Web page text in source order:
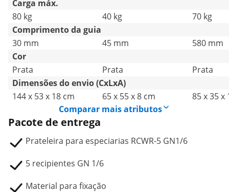
Carga máx.
80 kg
40 kg
70 kg
Comprimento da guia
30 mm
45 mm
580 mm
Cor
Prata
Prata
Prata
Dimensões do envio (CxLxA)
144 x 53 x 18 cm
65 x 55 x 8 cm
85 x 35 x
Comparar mais atributos
Pacote de entrega
Prateleira para especiarias RCWR-5 GN1/6
5 recipientes GN 1/6
Material para fixação